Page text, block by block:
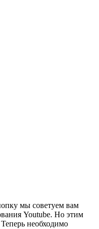
мы советуем вам
Youtube. Но этим
необходимо